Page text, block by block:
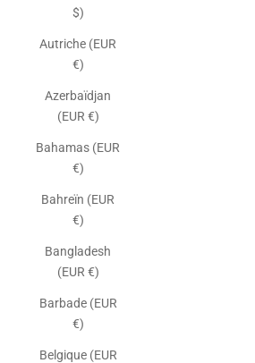
$)
Autriche (EUR
€)
Azerbaïdjan
(EUR €)
Bahamas (EUR
€)
Bahreïn (EUR
€)
Bangladesh
(EUR €)
Barbade (EUR
€)
Belgique (EUR